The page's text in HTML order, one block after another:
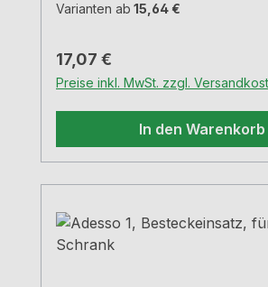
Varianten ab 15,64 €
Regulärer Preis:
17,07 €
Preise inkl. MwSt. zzgl.
In den Warenkorb